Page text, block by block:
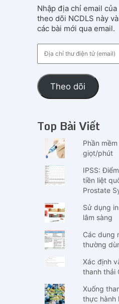
Nhập địa chỉ email
theo dõi NCDLS này
các bài mới qua email.
chỉ
điện
tử
(email)
Theo dõi
Top Bài Viết
Phần
giọt/phút
IPSS:
tiền liệt
Prostate
Sử dụng
lâm sàng
Các dung
thường
Xác định
thanh thải
Xuống
thực hành